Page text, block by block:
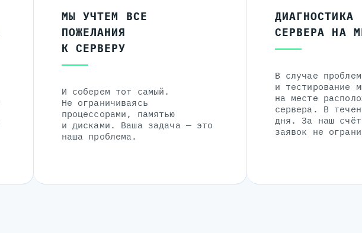
МЫ УЧТЕМ ВСЕ
ПОЖЕЛАНИЯ
К СЕРВЕРУ
И соберем тот самый.
Не ограничиваясь
процессорами, памятью
и дисками. Ваша задача — это
наша проблема.
ДИАГНОСТИКА
СЕРВЕРА НА
В случае
и тестирование
на месте
сервера. В
дня. За наш
заявок не